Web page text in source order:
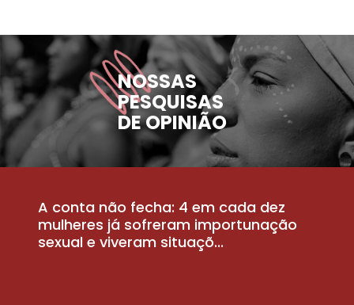
NOSSAS
PESQUISAS
DE OPINIÃO
A conta não fecha: 4 em cada dez
mulheres já sofreram importunação
sexual e viveram situaçõ...